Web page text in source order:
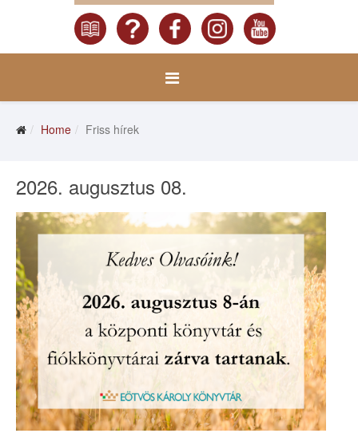
Home Friss hírek
2026. augusztus 08.